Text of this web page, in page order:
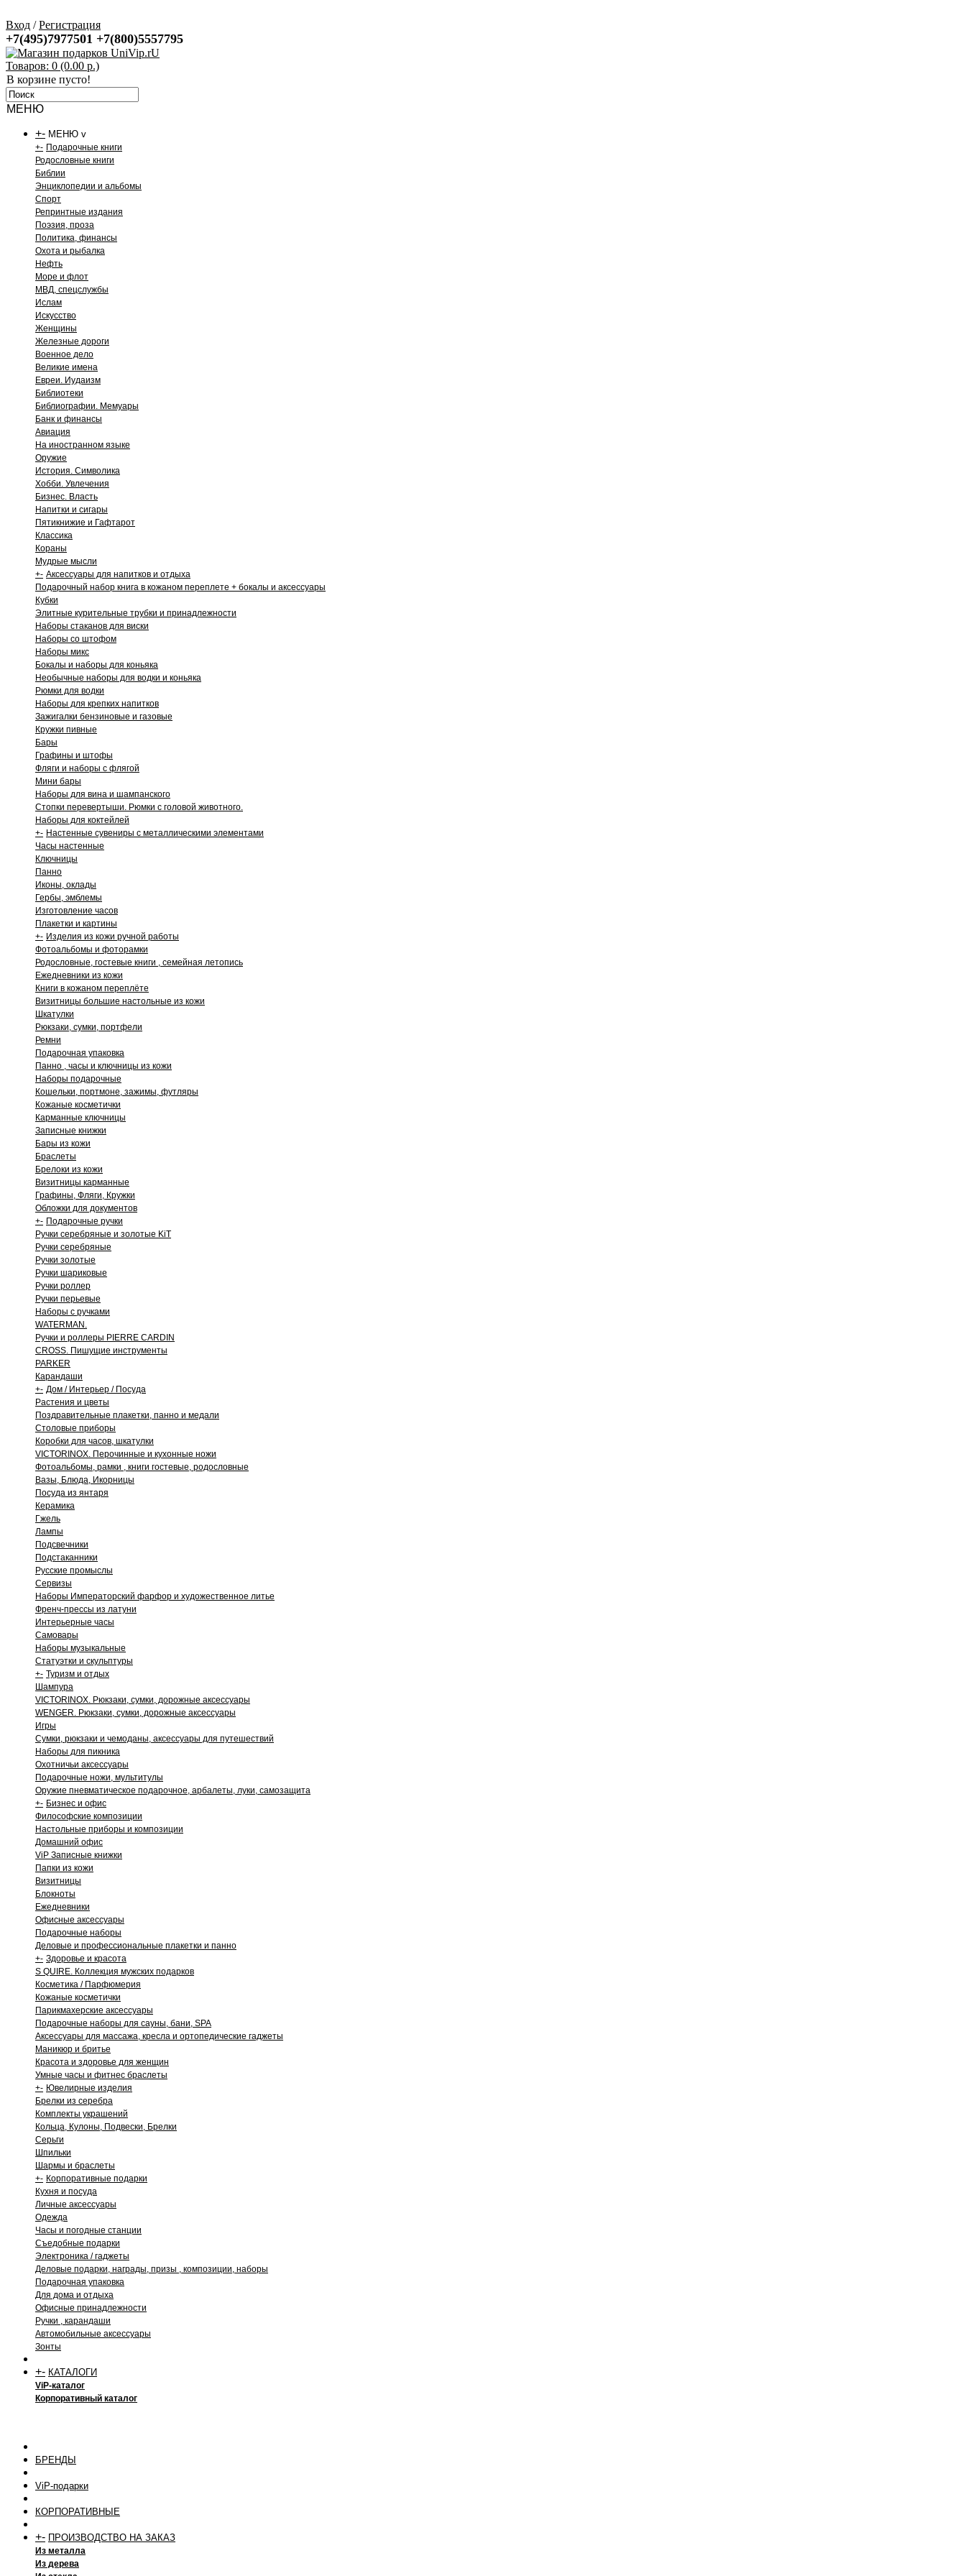
Вход /Регистрация
+7(495)7977501 +7(800)5557795
Товаров: 0 (0.00 р.)
В корзине пусто!
МЕНЮ
+- МЕНЮ v
+- Подарочные книги
Родословные книги
Библии
Энциклопедии и альбомы
Спорт
Репринтные издания
Поэзия, проза
Политика, финансы
Охота и рыбалка
Нефть
Море и флот
МВД, спецслужбы
Ислам
Искусство
Женщины
Железные дороги
Военное дело
Великие имена
Евреи. Иудаизм
Библиотеки
Библиографии. Мемуары
Банк и финансы
Авиация
На иностранном языке
Оружие
История. Символика
Хобби. Увлечения
Бизнес. Власть
Напитки и сигары
Пятикнижие и Гафтарот
Классика
Кораны
Мудрые мысли
+- Аксессуары для напитков и отдыха
Подарочный набор книга в кожаном переплете + бокалы и аксессуары
Кубки
Элитные курительные трубки и принадлежности
Наборы стаканов для виски
Наборы со штофом
Наборы микс
Бокалы и наборы для коньяка
Необычные наборы для водки и коньяка
Рюмки для водки
Наборы для крепких напитков
Зажигалки бензиновые и газовые
Кружки пивные
Бары
Графины и штофы
Фляги и наборы с флягой
Мини бары
Наборы для вина и шампанского
Стопки перевертыши. Рюмки с головой животного.
Наборы для коктейлей
+- Настенные сувениры с металлическими элементами
Часы настенные
Ключницы
Панно
Иконы, оклады
Гербы, эмблемы
Изготовление часов
Плакетки и картины
+- Изделия из кожи ручной работы
Фотоальбомы и фоторамки
Родословные, гостевые книги , семейная летопись
Ежедневники из кожи
Книги в кожаном переплёте
Визитницы большие настольные из кожи
Шкатулки
Рюкзаки, сумки, портфели
Ремни
Подарочная упаковка
Панно , часы и ключницы из кожи
Наборы подарочные
Кошельки, портмоне, зажимы, футляры
Кожаные косметички
Карманные ключницы
Записные книжки
Бары из кожи
Браслеты
Брелоки из кожи
Визитницы карманные
Графины, Фляги, Кружки
Обложки для документов
+- Подарочные ручки
Ручки серебряные и золотые KiT
Ручки серебряные
Ручки золотые
Ручки шариковые
Ручки роллер
Ручки перьевые
Наборы с ручками
WATERMAN.
Ручки и роллеры PIERRE CARDIN
CROSS. Пишущие инструменты
PARKER
Карандаши
+- Дом / Интерьер / Посуда
Растения и цветы
Поздравительные плакетки, панно и медали
Столовые приборы
Коробки для часов, шкатулки
VICTORINOX. Перочинные и кухонные ножи
Фотоальбомы, рамки , книги гостевые, родословные
Вазы, Блюда, Икорницы
Посуда из янтаря
Керамика
Гжель
Лампы
Подсвечники
Подстаканники
Русские промыслы
Сервизы
Наборы Императорский фарфор и художественное литье
Френч-прессы из латуни
Интерьерные часы
Самовары
Наборы музыкальные
Статуэтки и скульптуры
+- Туризм и отдых
Шампура
VICTORINOX. Рюкзаки, сумки, дорожные аксессуары
WENGER. Рюкзаки, сумки, дорожные аксессуары
Игры
Сумки, рюкзаки и чемоданы, аксессуары для путешествий
Наборы для пикника
Охотничьи аксессуары
Подарочные ножи, мультитулы
Оружие пневматическое подарочное, арбалеты, луки, самозащита
+- Бизнес и офис
Философские композиции
Настольные приборы и композиции
Домашний офис
ViP Записные книжки
Папки из кожи
Визитницы
Блокноты
Ежедневники
Офисные аксессуары
Подарочные наборы
Деловые и профессиональные плакетки и панно
+- Здоровье и красота
S QUIRE. Коллекция мужских подарков
Косметика / Парфюмерия
Кожаные косметички
Парикмахерские аксессуары
Подарочные наборы для сауны, бани, SPA
Аксессуары для массажа, кресла и ортопедические гаджеты
Маникюр и бритье
Красота и здоровье для женщин
Умные часы и фитнес браслеты
+- Ювелирные изделия
Брелки из серебра
Комплекты украшений
Кольца, Кулоны, Подвески, Брелки
Серьги
Шпильки
Шармы и браслеты
+- Корпоративные подарки
Кухня и посуда
Личные аксессуары
Одежда
Часы и погодные станции
Съедобные подарки
Электроника / гаджеты
Деловые подарки, награды, призы , композиции, наборы
Подарочная упаковка
Для дома и отдыха
Офисные принадлежности
Ручки , карандаши
Автомобильные аксессуары
Зонты
+- КАТАЛОГИ
ViP-каталог
Корпоративный каталог
БРЕНДЫ
ViP-подарки
КОРПОРАТИВНЫЕ
+- ПРОИЗВОДСТВО НА ЗАКАЗ
Из металла
Из дерева